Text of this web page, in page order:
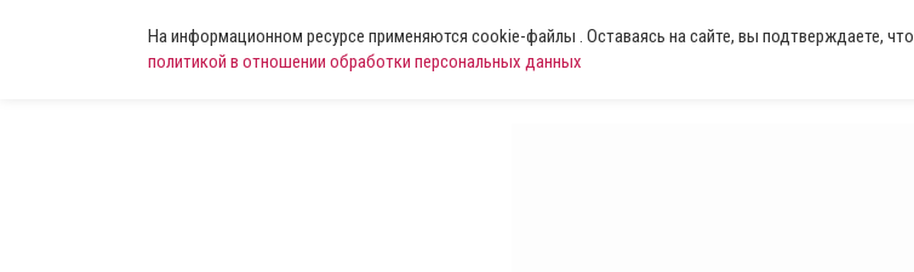
На информационном ресурсе применяются cookie-файлы . Оставаясь на сайте, вы подтверждаете, что
политикой в отношении обработки персональных данных